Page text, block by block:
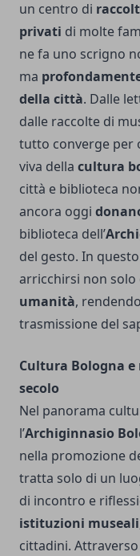
un centro di
privati di molte
ne fa uno scrigno
ma
della città. Dalle
dalle raccolte di
tutto converge per
viva della cultura
città e biblioteca
ancora oggi
biblioteca dell’
del gesto. In
arricchirsi non solo
umanità,
trasmissione del
Cultura Bologna e
secolo
Nel panorama
l’Archiginnasio
nella promozione
tratta solo di un
di incontro e
istituzioni museali
cittadini.